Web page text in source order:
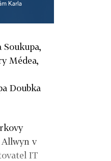
Karla
Médea,
Doubka
v
IT